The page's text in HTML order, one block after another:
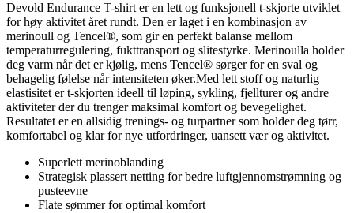
Devold Endurance T-shirt er en lett og funksjonell t-skjorte utviklet
for høy aktivitet året rundt. Den er laget i en kombinasjon av
merinoull og Tencel®, som gir en perfekt balanse mellom
temperaturregulering, fukttransport og slitestyrke. Merinoulla holder
deg varm når det er kjølig, mens Tencel® sørger for en sval og
behagelig følelse når intensiteten øker.Med lett stoff og naturlig
elastisitet er t-skjorten ideell til løping, sykling, fjellturer og andre
aktiviteter der du trenger maksimal komfort og bevegelighet.
Resultatet er en allsidig trenings- og turpartner som holder deg tørr,
komfortabel og klar for nye utfordringer, uansett vær og aktivitet.
Superlett merinoblanding
Strategisk plassert netting for bedre luftgjennomstrømning og
pusteevne
Flate sømmer for optimal komfort